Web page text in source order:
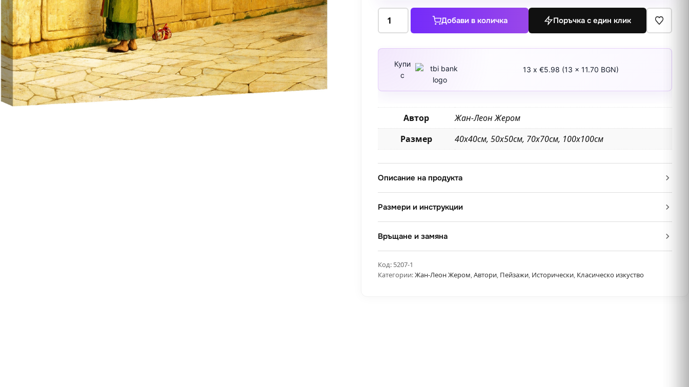
количество
на
плача
Добави в количка Поръчка с един клик
Купи
с
13 x €5.98 (13 x 11.70 BGN)
Автор
Жан-Леон Жером
Размер
40х40см, 50х50см, 70х70см, 100х100см
Описание на продукта
Размери и инструкции
Връщане и замяна
Код: 5207-1
Категории:Жан-Леон Жером,Автори, Пейзажи, Исторически, Класическо изкуство